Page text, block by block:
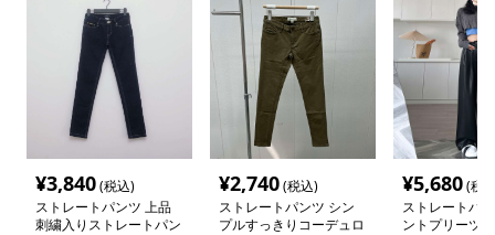
¥3,840(税込)
ストレートパンツ 上品
刺繍入りストレートパン
¥2,740(税込)
ストレートパンツ シン
プルすっきりコーデュロ
¥5,680(税
ストレートパ
ントプリーツ